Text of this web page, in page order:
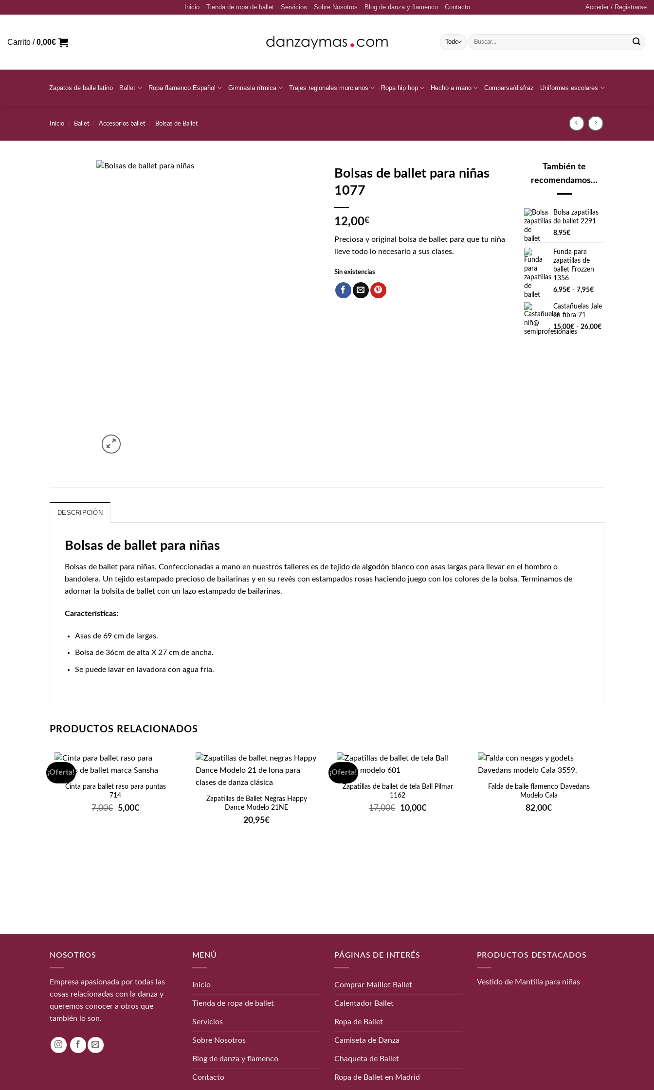
Inicio Tienda de ropa de ballet Servicios Sobre Nosotros Blog de danza y flamenco Contacto Acceder / Registrarse
Carrito /0,00€
Buscar
por:
Zapatos de baile latino Ballet Ropa flamenco Español Gimnasia rítmica Trajes regionales murcianos Ropa hip hop Hecho a mano Comparsa/disfraz Uniformes escolares
Inicio / Ballet / Accesorios ballet / Bolsas de Ballet
Bolsas de ballet para niñas
1077
12,00€
Preciosa y original bolsa de ballet para que tu niña
lleve todo lo necesario a sus clases.
Sin existencias
También te
recomendamos…
Bolsa zapatillas
de ballet 2291
8,95€
Funda para
zapatillas de
ballet Frozzen
1356
6,95€ - 7,95€Rango
precios:
6,95€
Castañuelas Jale
en fibra 71
15,00€ - 26,00€Rango
DESCRIPCIÓN
Bolsas de ballet para niñas
Bolsas de ballet para niñas. Confeccionadas a mano en nuestros talleres es de tejido de algodón blanco con asas largas para llevar en el hombro o
bandolera. Un tejido estampado precioso de bailarinas y en su revés con estampados rosas haciendo juego con los colores de la bolsa. Terminamos de
adornar la bolsita de ballet con un lazo estampado de bailarinas.
Características:
Asas de 69 cm de largas.
Bolsa de 36cm de alta X 27 cm de ancha.
Se puede lavar en lavadora con agua fría.
PRODUCTOS RELACIONADOS
¡Oferta!
Cinta para ballet raso para puntas
714
7,00€ El
5,00€El
Zapatillas de Ballet Negras Happy
Dance Modelo 21NE
20,95€
¡Oferta!
Zapatillas de ballet de tela Ball Pilmar
1162
17,00€ El
10,00€El
Falda de baile flamenco Davedans
Modelo Cala
82,00€
NOSOTROS
Empresa apasionada por todas las
cosas relacionadas con la danza y
queremos conocer a otros que
también lo son.
MENÚ
Inicio
Tienda de ropa de ballet
Servicios
Sobre Nosotros
Blog de danza y flamenco
Contacto
PÁGINAS DE INTERÉS
Comprar Maillot Ballet
Calentador Ballet
Ropa de Ballet
Camiseta de Danza
Chaqueta de Ballet
Ropa de Ballet en Madrid
PRODUCTOS DESTACADOS
Vestido de Mantilla para niñas